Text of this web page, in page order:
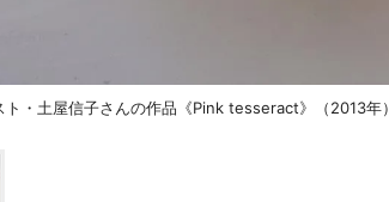
ト・土屋信子さんの作品《Pink tesseract》（2013年）